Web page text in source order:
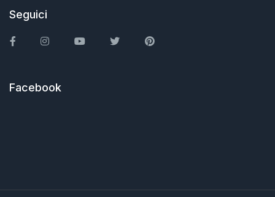
Seguici
FacebookInstagramYou TubeTwitter Pinterest
Facebook